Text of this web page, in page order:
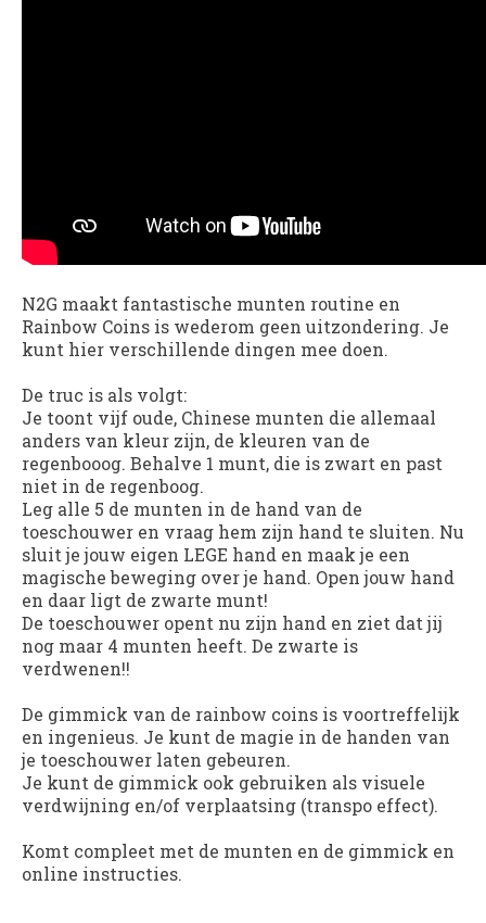
N2G maakt fantastische munten routine en
Rainbow Coins is wederom geen uitzondering. Je
kunt hier verschillende dingen mee doen.
De truc is als volgt:
Je toont vijf oude, Chinese munten die allemaal
anders van kleur zijn, de kleuren van de
regenbooog. Behalve 1 munt, die is zwart en past
niet in de regenboog.
Leg alle 5 de munten in de hand van de
toeschouwer en vraag hem zijn hand te sluiten. Nu
sluit je jouw eigen LEGE hand en maak je een
magische beweging over je hand. Open jouw hand
en daar ligt de zwarte munt!
De toeschouwer opent nu zijn hand en ziet dat jij
nog maar 4 munten heeft. De zwarte is
verdwenen!!
De gimmick van de rainbow coins is voortreffelijk
en ingenieus. Je kunt de magie in de handen van
je toeschouwer laten gebeuren.
Je kunt de gimmick ook gebruiken als visuele
verdwijning en/of verplaatsing (transpo effect).
Komt compleet met de munten en de gimmick en
online instructies.